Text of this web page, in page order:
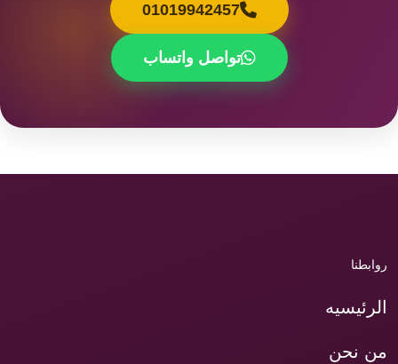
01019942457
تواصل واتساب
روابطنا
الرئيسيه
من نحن